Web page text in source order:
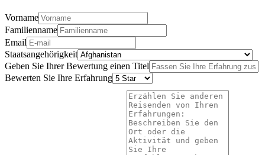
Vorname
Familienname
Email
Staatsangehörigkeit
Geben Sie Ihrer Bewertung einen Titel
Bewerten Sie Ihre Erfahrung